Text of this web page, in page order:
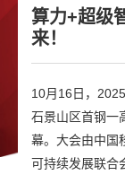
算力+超级
来！
10月16日，
石景山区首钢一
幕。大会由中国
可持续发展联合